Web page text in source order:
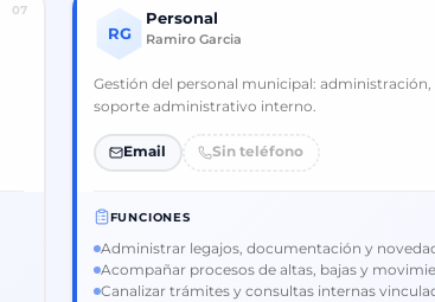
07
RG
Personal
Ramiro Garcia
Gestión del personal municipal:
soporte administrativo interno.
Email Sin teléfono
FUNCIONES
Administrar legajos, documentación y
Acompañar procesos de altas, bajas y
Canalizar trámites y consultas internas